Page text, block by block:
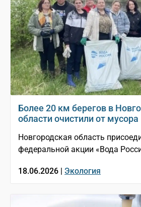
Более 20 км берегов в
области очистили от мусора
Новгородская область
федеральной акции «Вода
18.06.2026 | Экология